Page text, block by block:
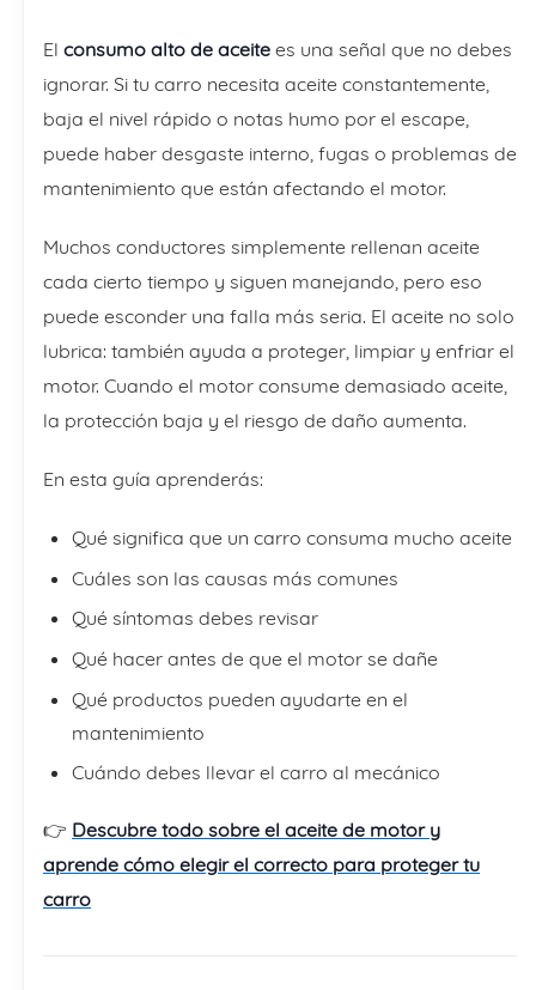
El consumo alto de aceite es una señal que no debes
ignorar. Si tu carro necesita aceite constantemente,
baja el nivel rápido o notas humo por el escape,
puede haber desgaste interno, fugas o problemas de
mantenimiento que están afectando el motor.
Muchos conductores simplemente rellenan aceite
cada cierto tiempo y siguen manejando, pero eso
puede esconder una falla más seria. El aceite no solo
lubrica: también ayuda a proteger, limpiar y enfriar el
motor. Cuando el motor consume demasiado aceite,
la protección baja y el riesgo de daño aumenta.
En esta guía aprenderás:
Qué significa que un carro consuma mucho aceite
Cuáles son las causas más comunes
Qué síntomas debes revisar
Qué hacer antes de que el motor se dañe
Qué productos pueden ayudarte en el
mantenimiento
Cuándo debes llevar el carro al mecánico
👉 Descubre todo sobre el aceite de motor y
aprende cómo elegir el correcto para proteger tu
carro